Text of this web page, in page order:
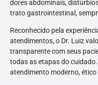
dores abdominais,
trato gastrointestinal,
Reconhecido pela
atendimentos, o Dr. Luiz
transparente com seus
todas as etapas do
atendimento moderno, ético